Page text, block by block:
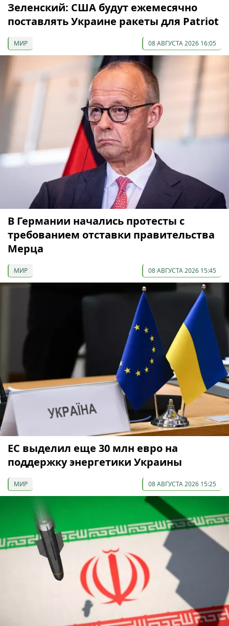
Зеленский: США будут ежемесячно
поставлять Украине ракеты для Patriot
МИР 08 АВГУСТА 2026 16:05
В Германии начались протесты с
требованием отставки правительства
Мерца
МИР 08 АВГУСТА 2026 15:45
ЕС выделил еще 30 млн евро на
поддержку энергетики Украины
МИР 08 АВГУСТА 2026 15:25